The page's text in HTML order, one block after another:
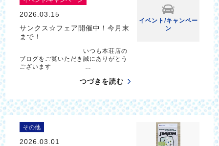
2026.03.15
サンクス☆フェア開催中！今月末
まで！
いつも本荘店の
ブログをご覧いただき誠にありがとう
ございます …
つづきを読む
イベント/キャンペー
ン
その他
2026.03.01